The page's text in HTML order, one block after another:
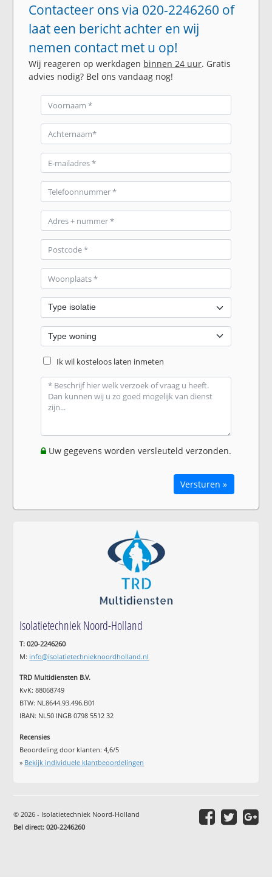
Contacteer ons via 020-2246260 of
laat een bericht achter en wij
nemen contact met u op!
Wij reageren op werkdagen binnen 24 uur. Gratis
advies nodig? Bel ons vandaag nog!
Ik wil kosteloos laten inmeten
Uw gegevens worden versleuteld verzonden.
Versturen »
Isolatietechniek Noord-Holland
T: 020-2246260
M: info@isolatietechnieknoordholland.nl
TRD Multidiensten B.V.
KvK: 88068749
BTW: NL8644.93.496.B01
IBAN: NL50 INGB 0798 5512 32
Recensies
Beoordeling door klanten:4,6/5
» Bekijk individuele klantbeoordelingen
© 2026 - Isolatietechniek Noord-Holland
Bel direct: 020-2246260